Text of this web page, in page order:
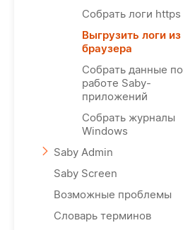
Собрать логи https
Выгрузить логи из
браузера
Собрать данные по
работе Saby-
приложений
Собрать журналы
Windows
Saby Admin
Saby Screen
Возможные проблемы
Словарь терминов